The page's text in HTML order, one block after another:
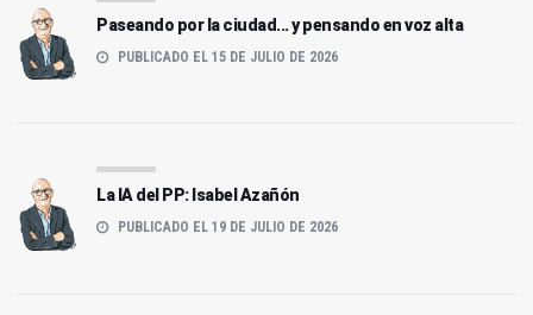
Paseando por la ciudad... y pensando en voz alta
PUBLICADO EL 15 DE JULIO DE 2026
La IA del PP: Isabel Azañón
PUBLICADO EL 19 DE JULIO DE 2026